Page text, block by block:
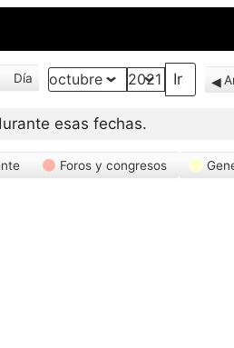
Día
Mes
Año
esas fechas.
Foros y congresos